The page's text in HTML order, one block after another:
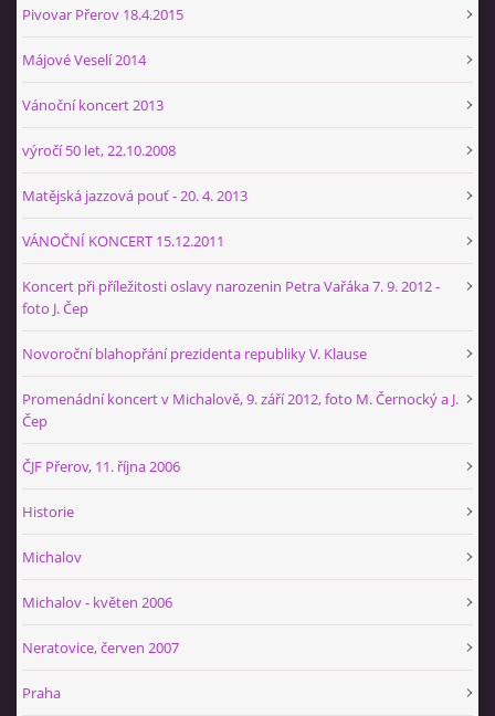
Petr HRADIL
Nahoru ↑
Pivovar Přerov 18.4.2015
Májové Veselí 2014
Vánoční koncert 2013
výročí 50 let, 22.10.2008
Matějská jazzová pouť - 20. 4. 2013
VÁNOČNÍ KONCERT 15.12.2011
Koncert při příležitosti oslavy narozenin Petra Vařáka 7. 9. 2012 -
foto J. Čep
Novoroční blahopřání prezidenta republiky V. Klause
Promenádní koncert v Michalově, 9. září 2012, foto M. Černocký a J.
Čep
ČJF Přerov, 11. října 2006
Historie
Michalov
Michalov - květen 2006
Neratovice, červen 2007
Praha